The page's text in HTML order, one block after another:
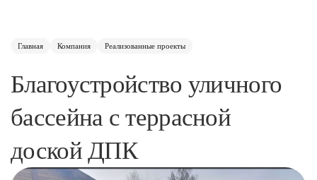
Главная Компания Реализованные проекты
Благоустройство уличного
бассейна с террасной
доской ДПК